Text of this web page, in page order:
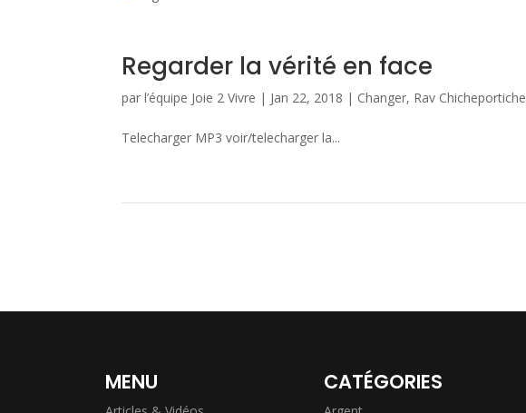
Regarder la vérité en face
parl’équipe Joie 2 Vivre | Jan 22, 2018 | Changer, Rav Chicheportiche
Telecharger MP3 voir/telecharger la...
MENU CATÉGORIES